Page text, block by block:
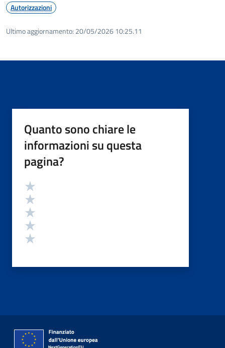
Autorizzazioni
Ultimo aggiornamento: 20/05/2026 10:25.11
Quanto sono chiare le
informazioni su questa
pagina?
Valutazione